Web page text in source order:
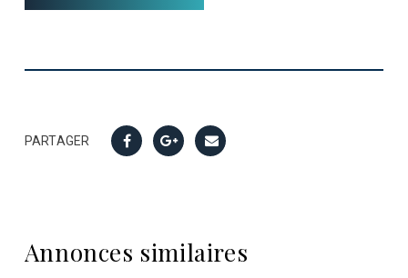
PARTAGER
Annonces similaires